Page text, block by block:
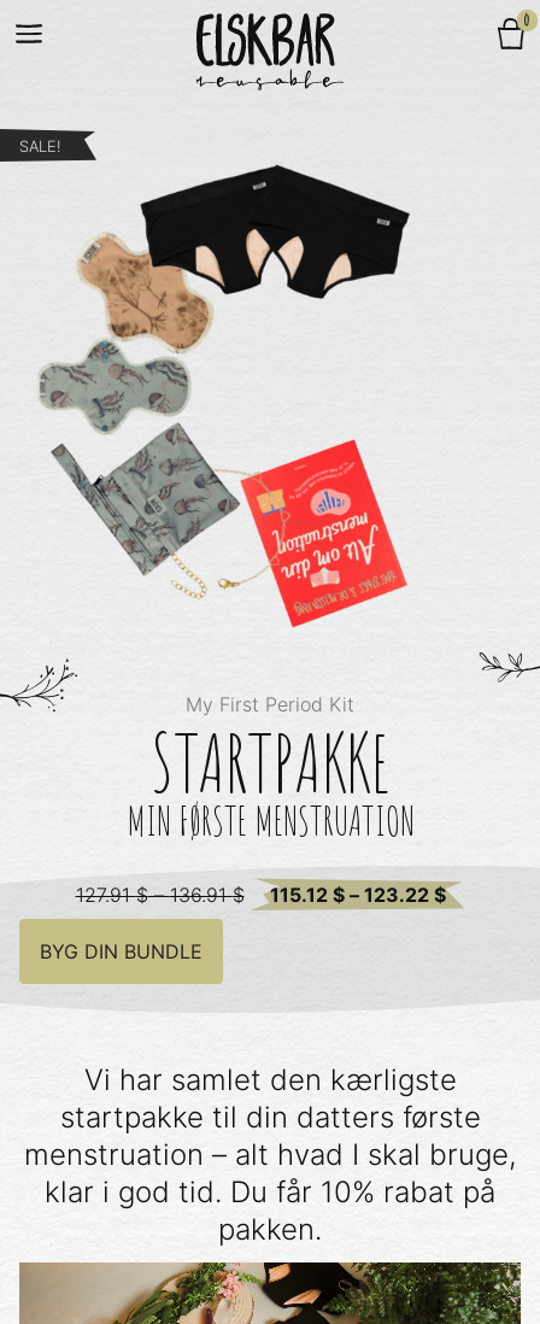
0
SALE!
My First Period Kit
STARTPAKKE
MIN FØRSTE MENSTRUATION
127.91$–136.91$
Original
–
115.12 $– 123.22 $
–
BYG DIN BUNDLE
Vi har samlet den kærligste
startpakke til din datters første
menstruation – alt hvad I skal bruge,
klar i god tid. Du får 10% rabat på
pakken.